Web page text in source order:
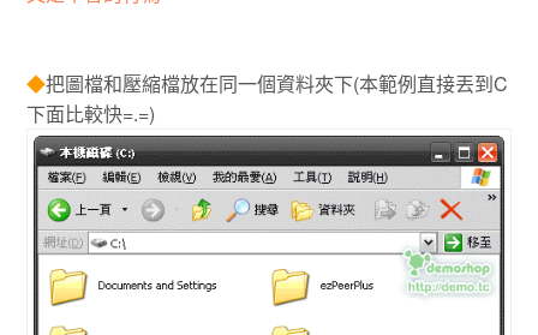
◆把圖檔和壓縮檔放在同一個資料夾下(本範例直接丟到C
下面比較快=.=)